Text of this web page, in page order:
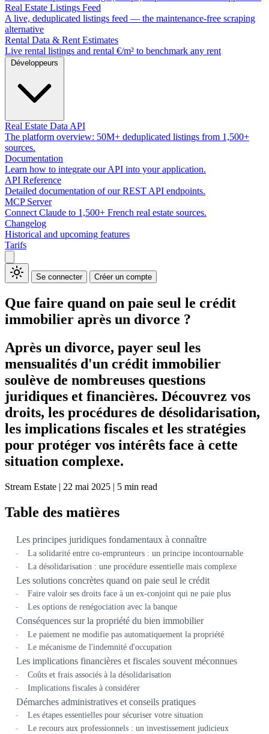
Real Estate Listings Feed
A live, deduplicated listings feed — the maintenance-free scraping
alternative
Rental Data & Rent Estimates
Live rental listings and rental €/m² to benchmark any rent
Développeurs
Real Estate Data API
The platform overview: 50M+ deduplicated listings from 1,500+
sources.
Documentation
Learn how to integrate our API into your application.
API Reference
Detailed documentation of our REST API endpoints.
MCP Server
Connect Claude to 1,500+ French real estate sources.
Changelog
Historical and upcoming features
Tarifs
Se connecter Créer un compte
Que faire quand on paie seul le crédit
immobilier après un divorce ?
Après un divorce, payer seul les
mensualités d'un crédit immobilier
soulève de nombreuses questions
juridiques et financières. Découvrez vos
droits, les procédures de désolidarisation,
les implications fiscales et les stratégies
pour protéger vos intérêts face à cette
situation complexe.
Stream Estate | 22 mai 2025 | 5 min read
Table des matières
Les principes juridiques fondamentaux à connaître
La solidarité entre co-emprunteurs : un principe incontournable
La désolidarisation : une procédure essentielle mais complexe
Les solutions concrètes quand on paie seul le crédit
Faire valoir ses droits face à un ex-conjoint qui ne paie plus
Les options de renégociation avec la banque
Conséquences sur la propriété du bien immobilier
Le paiement ne modifie pas automatiquement la propriété
Le mécanisme de l'indemnité d'occupation
Les implications financières et fiscales souvent méconnues
Coûts et frais associés à la désolidarisation
Implications fiscales à considérer
Démarches administratives et conseils pratiques
Les étapes essentielles pour sécuriser votre situation
Le recours aux professionnels : un investissement judicieux